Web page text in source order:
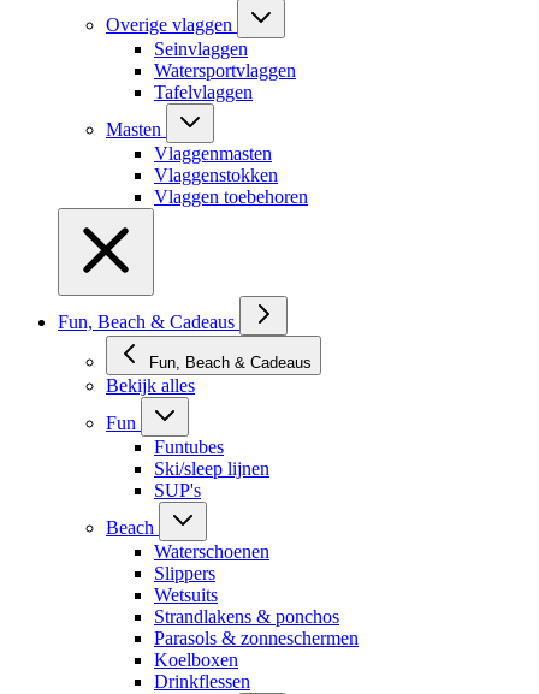
Overige vlaggen
Seinvlaggen
Watersportvlaggen
Tafelvlaggen
Masten
Vlaggenmasten
Vlaggenstokken
Vlaggen toebehoren
Fun, Beach & Cadeaus
Fun, Beach & Cadeaus
Bekijk alles
Fun
Funtubes
Ski/sleep lijnen
SUP's
Beach
Waterschoenen
Slippers
Wetsuits
Strandlakens & ponchos
Parasols & zonneschermen
Koelboxen
Drinkflessen